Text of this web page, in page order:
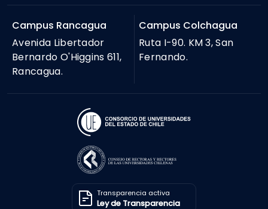
Campus Rancagua
Avenida Libertador
Bernardo O'Higgins 611,
Rancagua.
Campus Colchagua
Ruta I-90. KM 3, San
Fernando.
Transparencia activa
Ley de Transparencia